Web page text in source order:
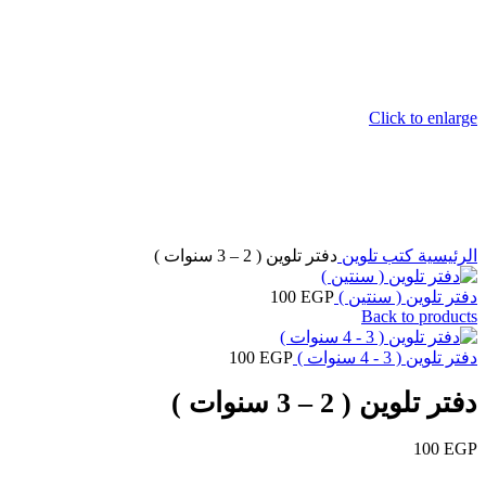
Click to enlarge
الرئيسية كتب تلوين دفتر تلوين ( 2 – 3 سنوات )
دفتر تلوين ( سنتين ) 100 EGP
Back to products
دفتر تلوين ( 3 - 4 سنوات ) 100 EGP
دفتر تلوين ( 2 – 3 سنوات )
100 EGP